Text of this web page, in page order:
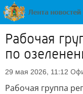
Рабочая
по
29 мая 2026, 11:12
Рабочая группа